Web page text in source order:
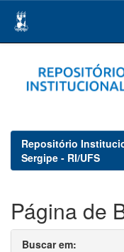
navigation
Repositório
Sergipe - RI/UFS
Página de
Buscar em: